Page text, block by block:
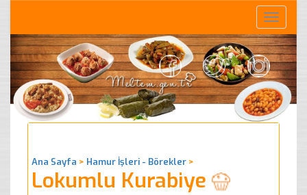
Toggle
Ana Sayfa > Hamur İşleri - Börekler >
Lokumlu Kurabiye